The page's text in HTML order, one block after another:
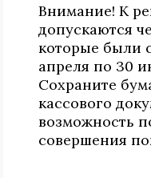
Внимание! К
допускаются
которые были
апреля по 30
Сохраните
кассового
возможность
совершения